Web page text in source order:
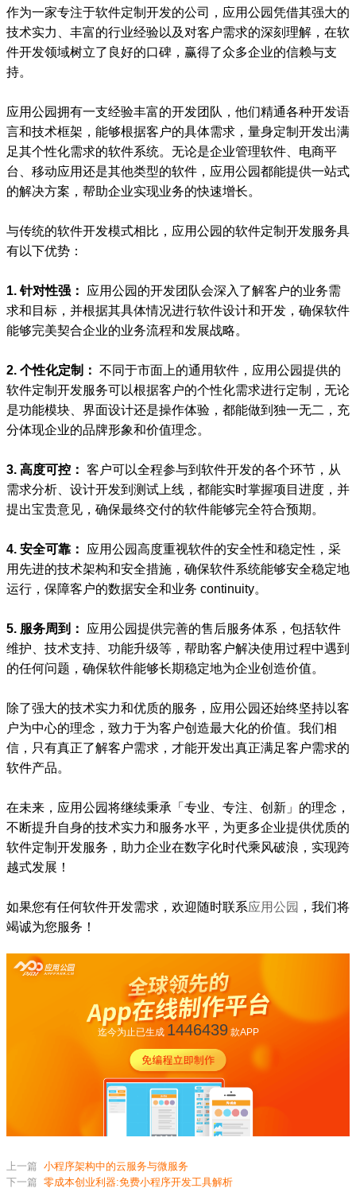
作为一家专注于软件定制开发的公司，应用公园凭借其强大的
技术实力、丰富的行业经验以及对客户需求的深刻理解，在软
件开发领域树立了良好的口碑，赢得了众多企业的信赖与支
持。
应用公园拥有一支经验丰富的开发团队，他们精通各种开发语
言和技术框架，能够根据客户的具体需求，量身定制开发出满
足其个性化需求的软件系统。无论是企业管理软件、电商平
台、移动应用还是其他类型的软件，应用公园都能提供一站式
的解决方案，帮助企业实现业务的快速增长。
与传统的软件开发模式相比，应用公园的软件定制开发服务具
有以下优势：
1. 针对性强：
应用公园的开发团队会深入了解客户的业务需
求和目标，并根据其具体情况进行软件设计和开发，确保软件
能够完美契合企业的业务流程和发展战略。
2. 个性化定制： 不同于市面上的通用软件，应用公园提供的
软件定制开发服务可以根据客户的个性化需求进行定制，无论
是功能模块、界面设计还是操作体验，都能做到独一无二，充
分体现企业的品牌形象和价值理念。
3. 高度可控： 客户可以全程参与到软件开发的各个环节，从
需求分析、设计开发到测试上线，都能实时掌握项目进度，并
提出宝贵意见，确保最终交付的软件能够完全符合预期。
4. 安全可靠：
应用公园高度重视软件的安全性和稳定性，采
用先进的技术架构和安全措施，确保软件系统能够安全稳定地
运行，保障客户的数据安全和业务 continuity。
5. 服务周到：
应用公园提供完善的售后服务体系，包括软件
维护、技术支持、功能升级等，帮助客户解决使用过程中遇到
的任何问题，确保软件能够长期稳定地为企业创造价值。
除了强大的技术实力和优质的服务，应用公园还始终坚持以客
户为中心的理念，致力于为客户创造最大化的价值。我们相
信，只有真正了解客户需求，才能开发出真正满足客户需求的
软件产品。
在未来，应用公园将继续秉承「专业、专注、创新」的理念，
不断提升自身的技术实力和服务水平，为更多企业提供优质的
软件定制开发服务，助力企业在数字化时代乘风破浪，实现跨
越式发展！
如果您有任何软件开发需求，欢迎随时联系应用公园 ，我们将
竭诚为您服务！
迄今为止已生成 1446439款APP
上一篇 小程序架构中的云服务与微服务
下一篇 零成本创业利器:免费小程序开发工具解析